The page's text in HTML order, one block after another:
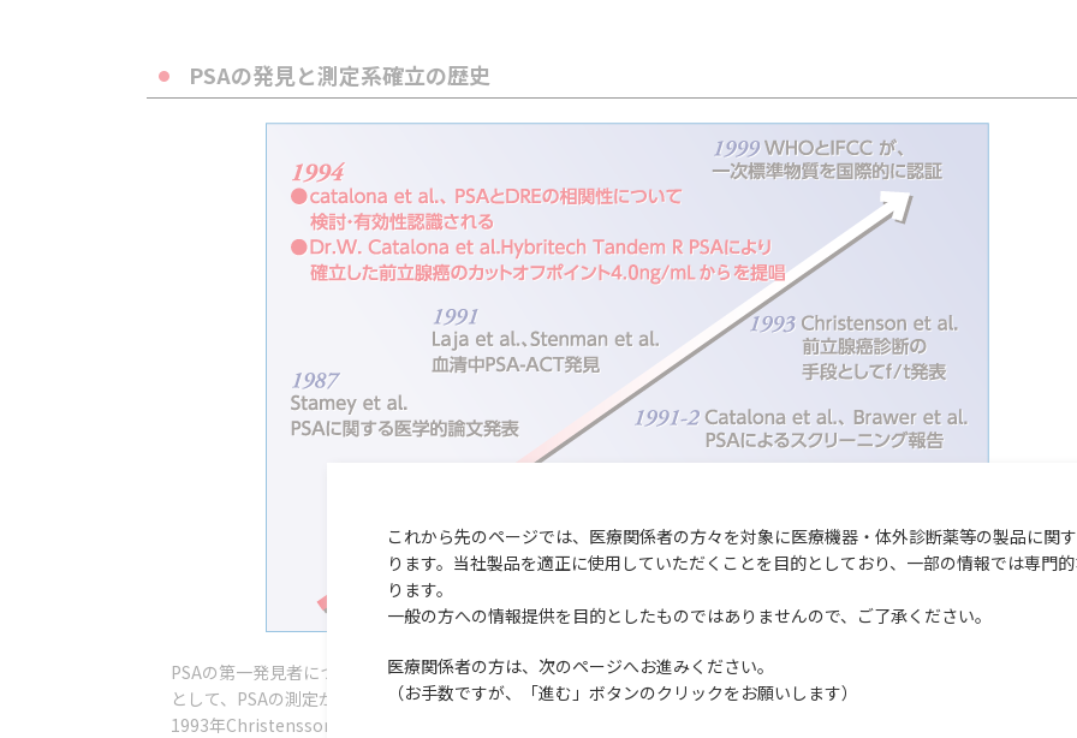
PSAの発見と測定系確立の歴史
PSAの第一発見者については、はっきりとしていませんが、1979年Wangらが精漿からPSAの精製に成功したことを端緒
として、PSAの測定が行われるようになり、PSA-ACTの発見、freePSAの発見へと続いていきます。
1993年ChristenssonらがF/T比の臨床的有用性を発表し、1994年にはCatalonaらがTandem PSAキットを用いて、PSA
これから先のページでは、医療関係者の方々を対象に医療機器・体外診断薬等の製品に関
ります。当社製品を適正に使用していただくことを目的としており、一部の情報では専門
ります。
一般の方への情報提供を目的としたものではありませんので、ご了承ください。
医療関係者の方は、次のページへお進みください。
（お手数ですが、「進む」ボタンのクリックをお願いします）